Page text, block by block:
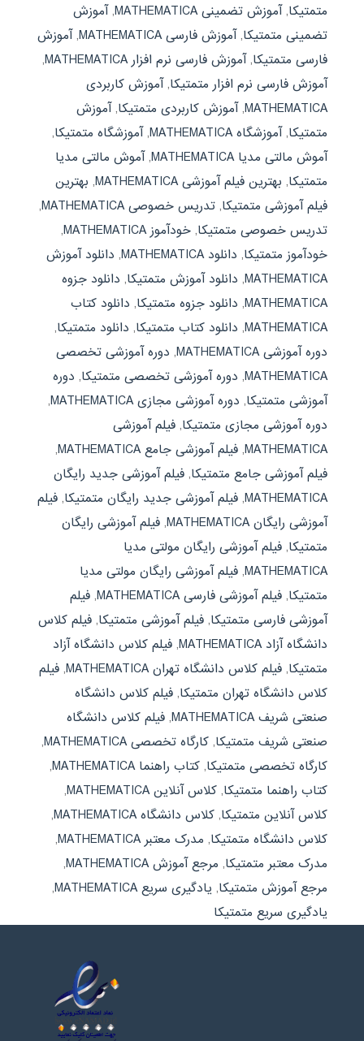
متمتیکا,آموزش تضمینی MATHEMATICA ,آموزش
تضمینی متمتیکا,آموزش فارسی MATHEMATICA ,آموزش
فارسی متمتیکا,آموزش فارسی نرم افزار MATHEMATICA
,
آموزش فارسی نرم افزار متمتیکا,آموزش کاربردی
MATHEMATICA
,آموزش کاربردی متمتیکا,آموزش
متمتیکا,آموزشگاه MATHEMATICA ,آموزشگاه متمتیکا,
آموش مالتی مدیا MATHEMATICA
,آموش مالتی مدیا
متمتیکا, بهترین فیلم آموزشی MATHEMATICA , بهترین
فیلم آموزشی متمتیکا, تدریس خصوصی MATHEMATICA
,
تدریس خصوصی متمتیکا, خودآموز MATHEMATICA
,
خودآموز متمتیکا, دانلود MATHEMATICA , دانلود آموزش
MATHEMATICA
, دانلود آموزش متمتیکا, دانلود جزوه
MATHEMATICA
, دانلود جزوه متمتیکا, دانلود کتاب
MATHEMATICA
, دانلود کتاب متمتیکا, دانلود متمتیکا,
دوره آموزشی MATHEMATICA
, دوره آموزشی تخصصی
MATHEMATICA
, دوره آموزشی تخصصی متمتیکا, دوره
آموزشی متمتیکا, دوره آموزشی مجازی MATHEMATICA
,
دوره آموزشی مجازی متمتیکا, فیلم آموزشی
MATHEMATICA
, فیلم آموزشی جامع MATHEMATICA
,
فیلم آموزشی جامع متمتیکا, فیلم آموزشی جدید رایگان
MATHEMATICA
, فیلم آموزشی جدید رایگان متمتیکا, فیلم
آموزشی رایگان MATHEMATICA
, فیلم آموزشی رایگان
متمتیکا, فیلم آموزشی رایگان مولتی مدیا
MATHEMATICA
, فیلم آموزشی رایگان مولتی مدیا
متمتیکا, فیلم آموزشی فارسی MATHEMATICA , فیلم
آموزشی فارسی متمتیکا, فیلم آموزشی متمتیکا, فیلم کلاس
دانشگاه آزاد MATHEMATICA
, فیلم کلاس دانشگاه آزاد
متمتیکا, فیلم کلاس دانشگاه تهران MATHEMATICA , فیلم
کلاس دانشگاه تهران متمتیکا, فیلم کلاس دانشگاه
صنعتی شریف MATHEMATICA
, فیلم کلاس دانشگاه
صنعتی شریف متمتیکا, کارگاه تخصصی MATHEMATICA
,
کارگاه تخصصی متمتیکا, کتاب راهنما MATHEMATICA
,
کتاب راهنما متمتیکا, کلاس آنلاین MATHEMATICA
,
کلاس آنلاین متمتیکا, کلاس دانشگاه MATHEMATICA
,
کلاس دانشگاه متمتیکا, مدرک معتبر MATHEMATICA
,
مدرک معتبر متمتیکا, مرجع آموزش MATHEMATICA
,
مرجع آموزش متمتیکا, یادگیری سریع MATHEMATICA
,
یادگیری سریع متمتیکا